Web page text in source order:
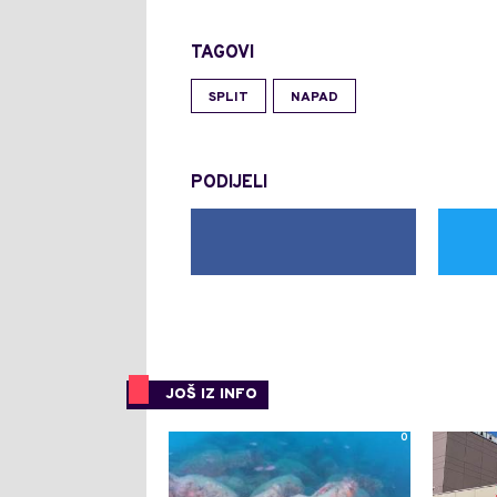
TAGOVI
SPLIT NAPAD
PODIJELI
JOŠ IZ INFO
0